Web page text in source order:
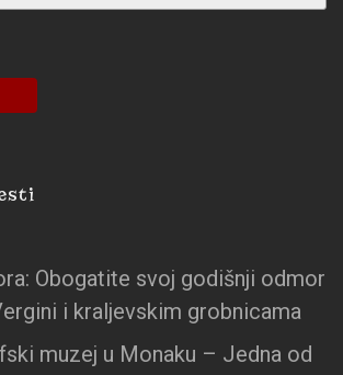
Obogatite svoj godišnji odmor
i kraljevskim grobnicama
muzej u Monaku – Jedna od